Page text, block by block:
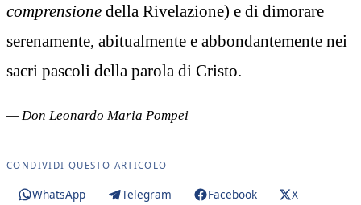
comprensione della Rivelazione) e di dimorare
serenamente, abitualmente e abbondantemente nei
sacri pascoli della parola di Cristo.
— Don Leonardo Maria Pompei
CONDIVIDI QUESTO ARTICOLO
WhatsApp Telegram Facebook
X